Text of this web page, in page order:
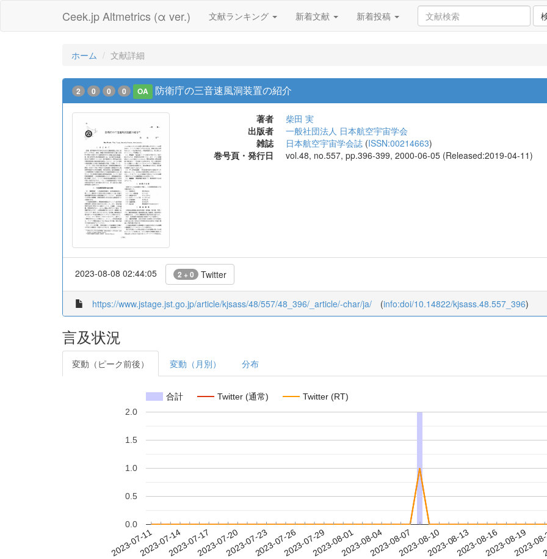
Ceek.jp Altmetrics (α ver.) 文献ランキング 新着文献 新着投稿
ホーム 文献詳細
2 0 0 0 OA 防衛庁の三音速風洞装置の紹介
著者
柴田 実
出版者
一般社団法人 日本航空宇宙学会
雑誌
日本航空宇宙学会誌 (ISSN:00214663)
巻号頁・発行日
vol.48, no.557, pp.396-399, 2000-06-05 (Released:2019-04-11)
2023-08-08 02:44:05 2 + 0 Twitter
https://www.jstage.jst.go.jp/article/kjsass/48/557/48_396/_article/-char/ja/ (info:doi/10.14822/kjsass.48.557_396)
言及状況
変動（ピーク前後） 変動（月別） 分布
合計 Twitter (通常) Twitter (RT)
2023-07-112023-07-142023-07-172023-07-202023-07-232023-07-262023-07-292023-08-012023-08-042023-08-072023-08-102023-08-132023-08-162023-08-19
2023-
0.0
0.5
1.0
1.5
2.0